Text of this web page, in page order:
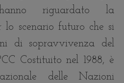
hanno riguardato la
lo scenario futuro che si
di sopravvivenza del
Costituito nel 1988, è
delle Nazioni